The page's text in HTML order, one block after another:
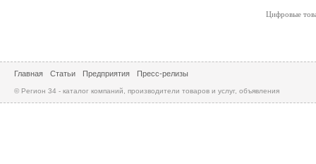
Цифровые
Главная Статьи Предприятия Пресс-релизы
© Регион 34 - каталог компаний, производители товаров и услуг, объявления